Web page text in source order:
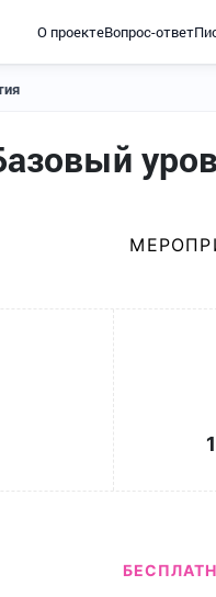
О проектеВопрос-ответ